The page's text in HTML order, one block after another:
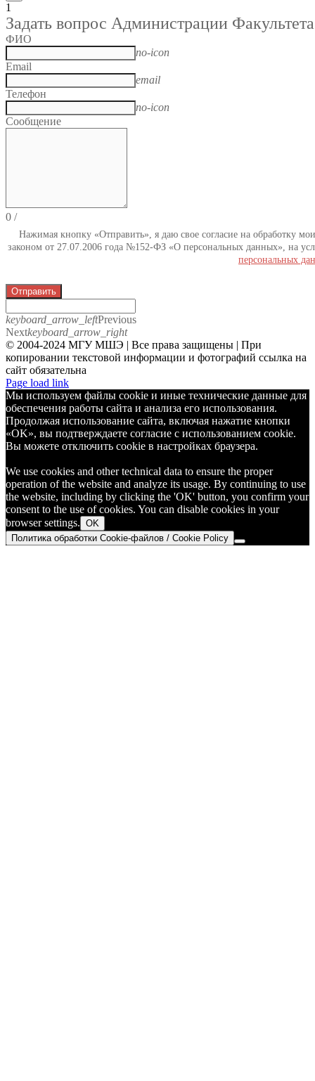
1
Задать вопрос Администрации Факультета
ФИО
no-icon
Email
email
Телефон
no-icon
Сообщение
0 /
Нажимая кнопку «Отправить», я даю свое согласие на обработку
законом от 27.07.2006 года №152-ФЗ «О персональных данных», на
персональных
Отправить
keyboard_arrow_leftPrevious
Nextkeyboard_arrow_right
© 2004-2024 МГУ МШЭ | Все права защищены | При
копировании текстовой информации и фотографий ссылка на
сайт обязательна
Telegram
Page load link
Мы используем файлы cookie и иные технические данные для
обеспечения работы сайта и анализа его использования.
Продолжая использование сайта, включая нажатие кнопки
«OK», вы подтверждаете согласие с использованием cookie.
Вы можете отключить cookie в настройках браузера.
We use cookies and other technical data to ensure the proper
operation of the website and analyze its usage. By continuing to use
the website, including by clicking the 'OK' button, you confirm your
consent to the use of cookies. You can disable cookies in your
browser settings. OK
Политика обработки Cookie-файлов / Cookie Policy